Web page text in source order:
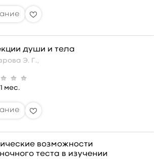
души и тела
Э. Г.,
мес.
возможности
теста в изучении